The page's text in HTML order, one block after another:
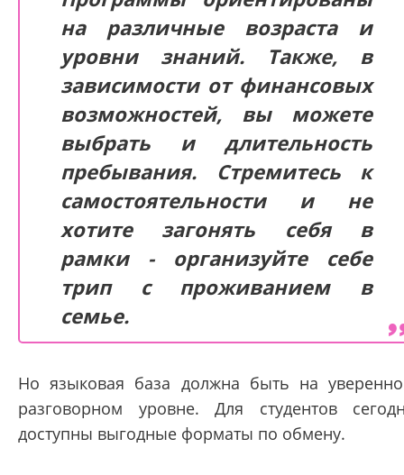
на различные возраста и
уровни знаний. Также, в
зависимости от финансовых
возможностей, вы можете
выбрать и длительность
пребывания. Стремитесь к
самостоятельности и не
хотите загонять себя в
рамки - организуйте себе
трип с проживанием в
семье.
Но языковая база должна быть на
разговорном уровне. Для студентов
доступны выгодные форматы по обмену.